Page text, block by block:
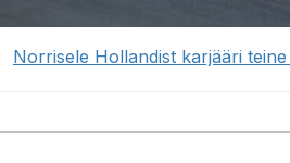
Norrisele Hollandist karjääri